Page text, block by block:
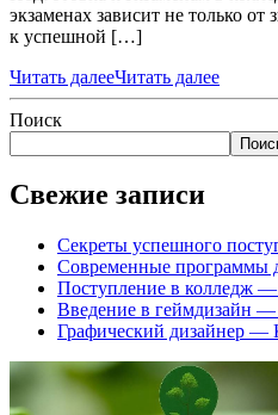
экзаменах зависит не только
к успешной […]
Читать далееЧитать далее
Поиск
Свежие записи
Секреты успешного
Современные программы
Поступление в колледж —
Введение в геймдизайн
Графический дизайнер —